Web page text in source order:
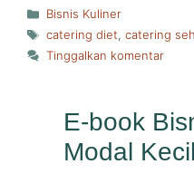
Kategori
Bisnis Kuliner
Tag
catering diet, catering
Tinggalkan komentar
E-book
Modal Kecil